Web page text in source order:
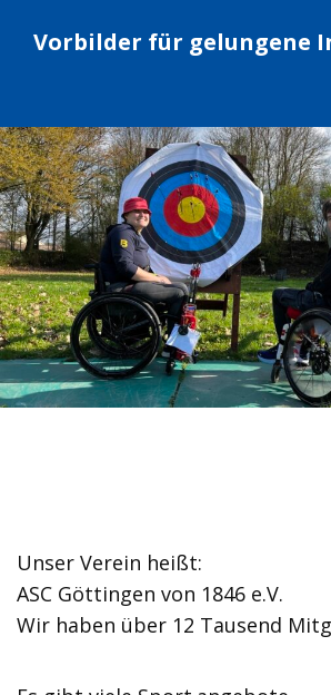
Vor­bil­der für gelun­gene
Unser Verein heißt:
ASC Göttingen von 1846 e.V.
Wir haben über 12 Tausend